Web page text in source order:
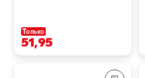
Только
51,95